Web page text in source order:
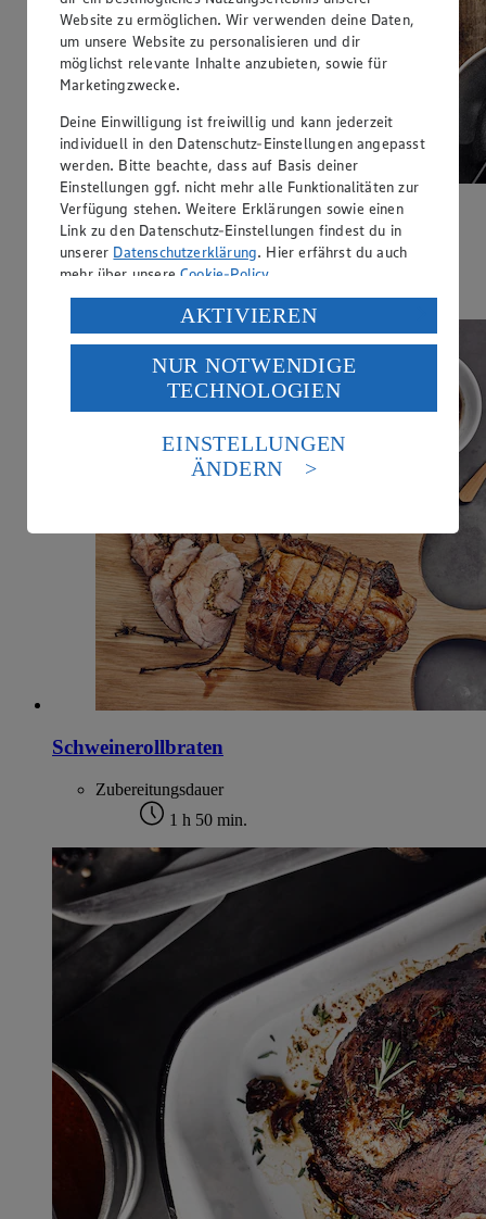
Krustenbraten mit Rosmarin
Zubereitungsdauer
Schweinerollbraten
Zubereitungsdauer
1 h 50 min.
Website zu ermöglichen. Wir verwenden deine Daten,
um unsere Website zu personalisieren und dir
möglichst relevante Inhalte anzubieten, sowie für
Marketingzwecke.
Deine Einwilligung ist freiwillig und kann jederzeit
individuell in den Datenschutz-Einstellungen angepasst
werden. Bitte beachte, dass auf Basis deiner
Einstellungen ggf. nicht mehr alle Funktionalitäten zur
Verfügung stehen. Weitere Erklärungen sowie einen
Link zu den Datenschutz-Einstellungen findest du in
unserer Datenschutzerklärung. Hier erfährst du auch
mehr über unsereCookie-Policy.
Verarbeitung deiner personenbezogenen Daten in den
USA durch Facebook und YouTube:
Wenn du auf „Aktivieren“ klickst, willigst du im Sinne
des Art. 49 Abs. 1 Satz 1 lit. a) DSGVO ein, dass deine
Daten in den USA verarbeitet werden. Der EuGH sieht
die USA als Land mit einem nach europäischen
Standards nicht angemessenen Datenschutzniveau an.
Es besteht das Risiko eines Zugriffs durch US-
Informationen zum Herausgeber der Seite findest du
Impressum
AKTIVIEREN
NUR NOTWENDIGE
TECHNOLOGIEN
EINSTELLUNGEN
ÄNDERN